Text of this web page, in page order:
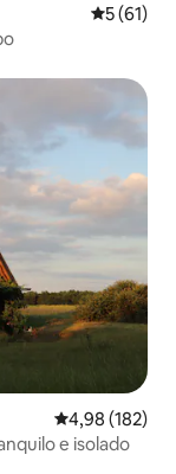
5 de uma
5 (61)
4,98 de uma
4,98 (182)
e isolado